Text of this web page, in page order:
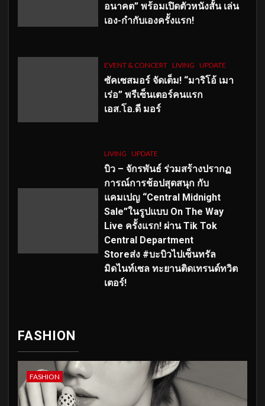
อนาคต” พร้อมเปิดตัวหนังสั้น เล่น
เอง-กำกับเองครั้งแรก!
EVENT & CONCERT LIVING UPDATE
ซัคเซสมอร์ จัดเต็ม! “มาริโอ้ เมา
เร่อ” พรีเซ็นเตอร์คนแรก
เอส.โอ.ดี มอร์
LIVING UPDATE
บิว – จักรพันธ์ ร่วมสร้างปรากฏ
การณ์การช้อปสุดสนุก กับ
แคมเปญ “Central Midnight
Sale”ในรูปแบบ On The Way
Live ครั้งแรก! ผ่าน Tik Tok
Central Department
Storeส่ง #บะบิวไปเซ็นทรัล
มิดไนท์เซล ทะยานติดเทรนด์ทวิต
เตอร์!
FASHION
FASHION